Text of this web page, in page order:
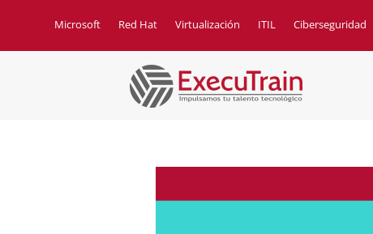
Microsoft Red Hat Virtualización ITIL Ciberseguridad